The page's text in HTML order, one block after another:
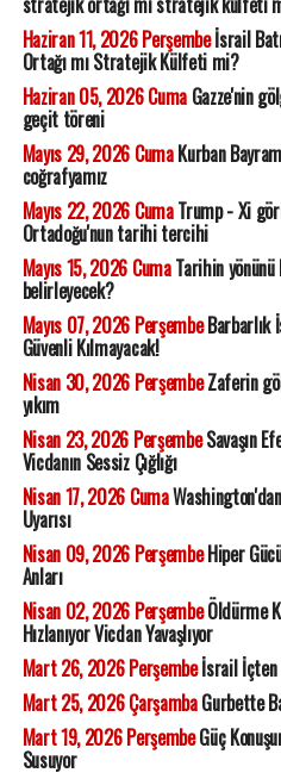
Haziran 11, 2026 Perşembeİsrail
Ortağı mı Stratejik Külfeti mi?
Haziran 05, 2026 CumaGazze'nin
geçit töreni
Mayıs 29, 2026 CumaKurban
coğrafyamız
Mayıs 22, 2026 CumaTrump - Xi
Ortadoğu'nun tarihi tercihi
Mayıs 15, 2026 CumaTarihin
belirleyecek?
Mayıs 07, 2026 PerşembeBarbarlık
Güvenli Kılmayacak!
Nisan 30, 2026 PerşembeZaferin
yıkım
Nisan 23, 2026 PerşembeSavaşın
Vicdanın Sessiz Çığlığı
Nisan 17, 2026 Cuma
Uyarısı
Nisan 09, 2026 PerşembeHiper
Anları
Nisan 02, 2026 PerşembeÖldürme
Hızlanıyor Vicdan Yavaşlıyor
Mart 26, 2026 Perşembeİsrail İçten
Mart 25, 2026 ÇarşambaGurbette
Mart 19, 2026 PerşembeGüç
Susuyor